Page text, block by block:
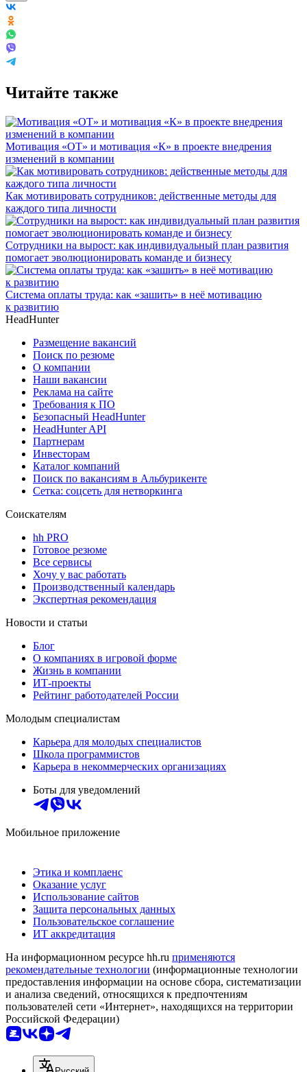
Читайте также
Мотивация «ОТ» и мотивация «К» в проекте внедрения
изменений в компании
Как мотивировать сотрудников: действенные методы для
каждого типа личности
Сотрудники на вырост: как индивидуальный план развития
помогает эволюционировать команде и бизнесу
Система оплаты труда: как «зашить» в неё мотивацию
к развитию
HeadHunter
Размещение вакансий
Поиск по резюме
О компании
Наши вакансии
Реклама на сайте
Требования к ПО
Безопасный HeadHunter
HeadHunter API
Партнерам
Инвесторам
Каталог компаний
Поиск по вакансиям в Альбурикенте
Сетка: соцсеть для нетворкинга
Соискателям
hh PRO
Готовое резюме
Все сервисы
Хочу у вас работать
Производственный календарь
Экспертная рекомендация
Новости и статьи
Блог
О компаниях в игровой форме
Жизнь в компании
ИТ-проекты
Рейтинг работодателей России
Молодым специалистам
Карьера для молодых специалистов
Школа программистов
Карьера в некоммерческих организациях
Боты для уведомлений
Мобильное приложение
Этика и комплаенс
Оказание услуг
Использование сайтов
Защита персональных данных
Пользовательское соглашение
ИТ аккредитация
На информационном ресурсе hh.ru применяются
рекомендательные технологии (информационные технологии
предоставления информации на основе сбора, систематизации
и анализа сведений, относящихся к предпочтениям
пользователей сети «Интернет», находящихся на территории
Российской Федерации)